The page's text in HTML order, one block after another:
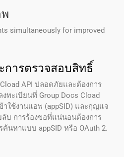
simultaneously for improved
ารตรวจสอบสิทธิ์
API ปลอดภัยและต้องการ
ะเบียนที่ Group Docs Cload
ใช้งานแอพ (appSID) และกุญแจ
บ การร้องขอที่แน่นอนต้องการ
นหาแบบ appSID หรือ OAuth 2.